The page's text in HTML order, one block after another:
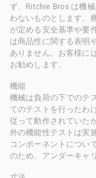
ず、Ritchie Bros.は機
わないものとします。
が定める安全基準や要
は商品性に関する表明
ありません。お客様に
お勧めします。
機能
機械は負荷の下でのテ
てのテストを行ったわ
従って動作されていた
外の機能性テストは実
コンポーネントについ
のため、アンダーキャ